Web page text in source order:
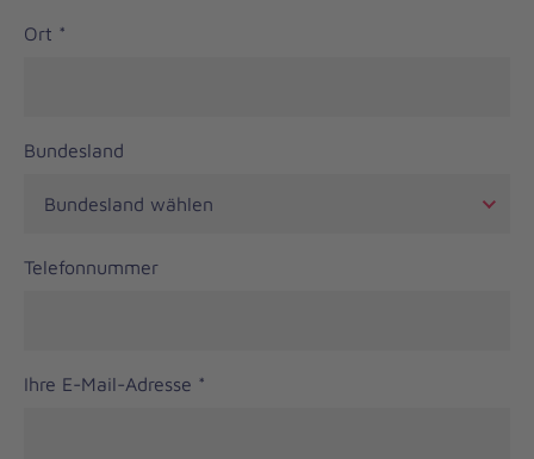
Ort *
Bundesland
Telefonnummer
Ihre E-Mail-Adresse *